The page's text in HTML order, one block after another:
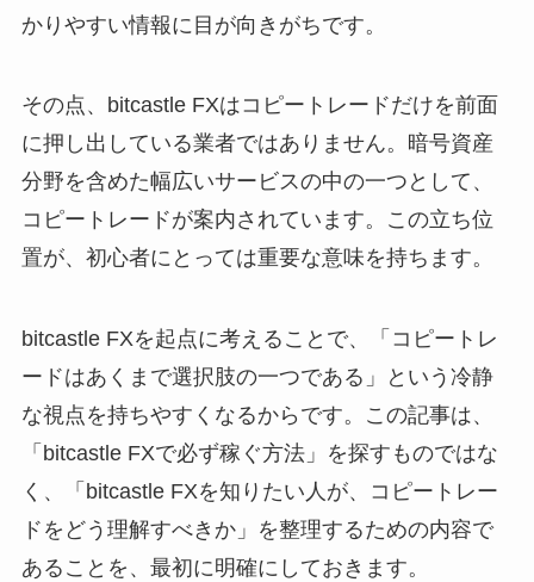
かりやすい情報に目が向きがちです。
その点、bitcastle FXはコピートレードだけを前面
に押し出している業者ではありません。暗号資産
分野を含めた幅広いサービスの中の一つとして、
コピートレードが案内されています。この立ち位
置が、初心者にとっては重要な意味を持ちます。
bitcastle FXを起点に考えることで、「コピートレ
ードはあくまで選択肢の一つである」という冷静
な視点を持ちやすくなるからです。この記事は、
「bitcastle FXで必ず稼ぐ方法」を探すものではな
く、「bitcastle FXを知りたい人が、コピートレー
ドをどう理解すべきか」を整理するための内容で
あることを、最初に明確にしておきます。